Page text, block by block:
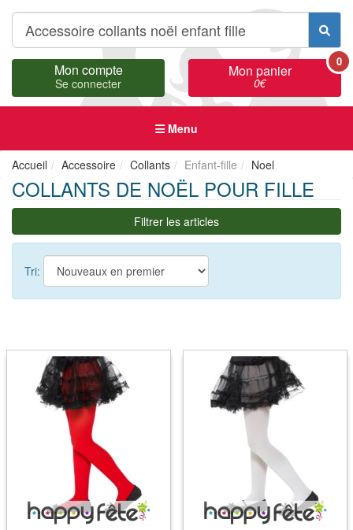
Mon compte
Se connecter
Mon panier
0€
0
Menu
Accueil Accessoire Collants Enfant-fille Noel
COLLANTS DE NOËL POUR FILLE
Filtrer les articles
Tri: